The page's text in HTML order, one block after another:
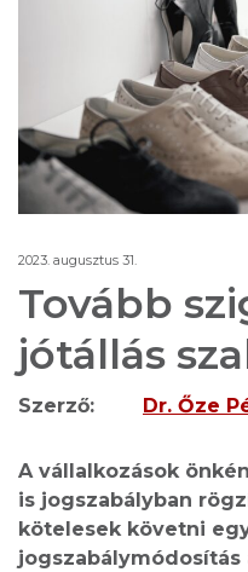
2023. augusztus 31.
Tovább
jótállás
Szerző: Dr. Őze
A vállalkozások
is jogszabályban
kötelesek követni
jogszabálymódosítás